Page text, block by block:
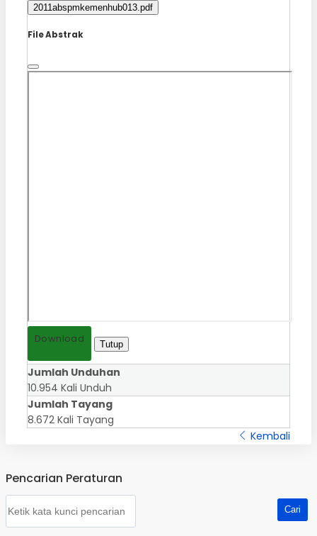
2011abspmkemenhub013.pdf
File Abstrak
Download Tutup
Jumlah Unduhan
10.954 Kali Unduh
Jumlah Tayang
8.672 Kali Tayang
Kembali
Pencarian Peraturan